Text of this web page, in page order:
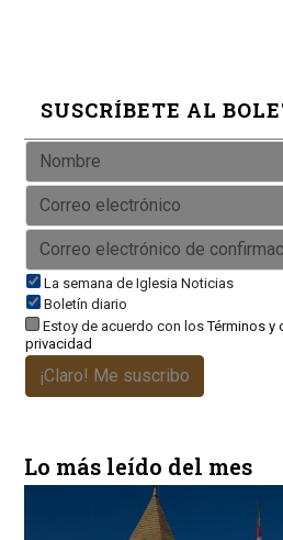
SUSCRÍBETE AL
La semana de Iglesia Noticias
Boletín diario
Estoy de acuerdo con losTérminos y
privacidad
¡Claro! Me suscribo
Lo más leído del mes